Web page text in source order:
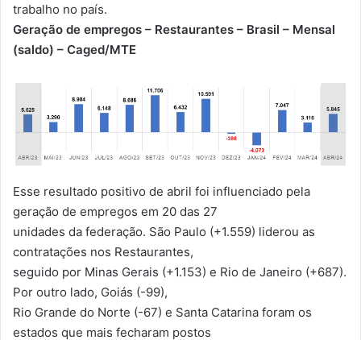
trabalho no país.
Geração de empregos – Restaurantes – Brasil – Mensal
(saldo) – Caged/MTE
Esse resultado positivo de abril foi influenciado pela
geração de empregos em 20 das 27
unidades da federação. São Paulo (+1.559) liderou as
contratações nos Restaurantes,
seguido por Minas Gerais (+1.153) e Rio de Janeiro (+687).
Por outro lado, Goiás (-99),
Rio Grande do Norte (-67) e Santa Catarina foram os
estados que mais fecharam postos